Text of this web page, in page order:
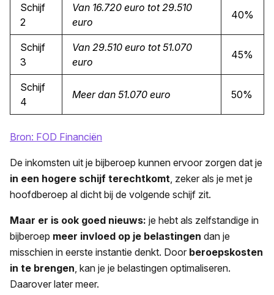
Schijf
2
Van 16.720 euro tot 29.510
euro
40%
Schijf
3
Van 29.510 euro tot 51.070
euro
45%
Schijf
4
Meer dan 51.070 euro 50%
Bron: FOD Financiën
De inkomsten uit je bijberoep kunnen ervoor zorgen dat je
in een hogere schijf terechtkomt , zeker als je met je
hoofdberoep al dicht bij de volgende schijf zit.
Maar er is ook goed nieuws: je hebt als zelfstandige in
bijberoep meer invloed op je belastingen dan je
misschien in eerste instantie denkt. Door beroepskosten
in te brengen , kan je je belastingen optimaliseren.
Daarover later meer.